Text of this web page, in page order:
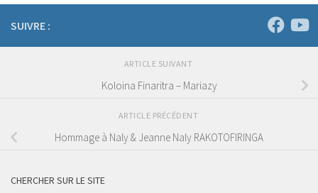
SUIVRE :
ARTICLE SUIVANT
Koloina Finaritra – Mariazy
ARTICLE PRÉCÉDENT
Hommage à Naly & Jeanne Naly RAKOTOFIRINGA
CHERCHER SUR LE SITE